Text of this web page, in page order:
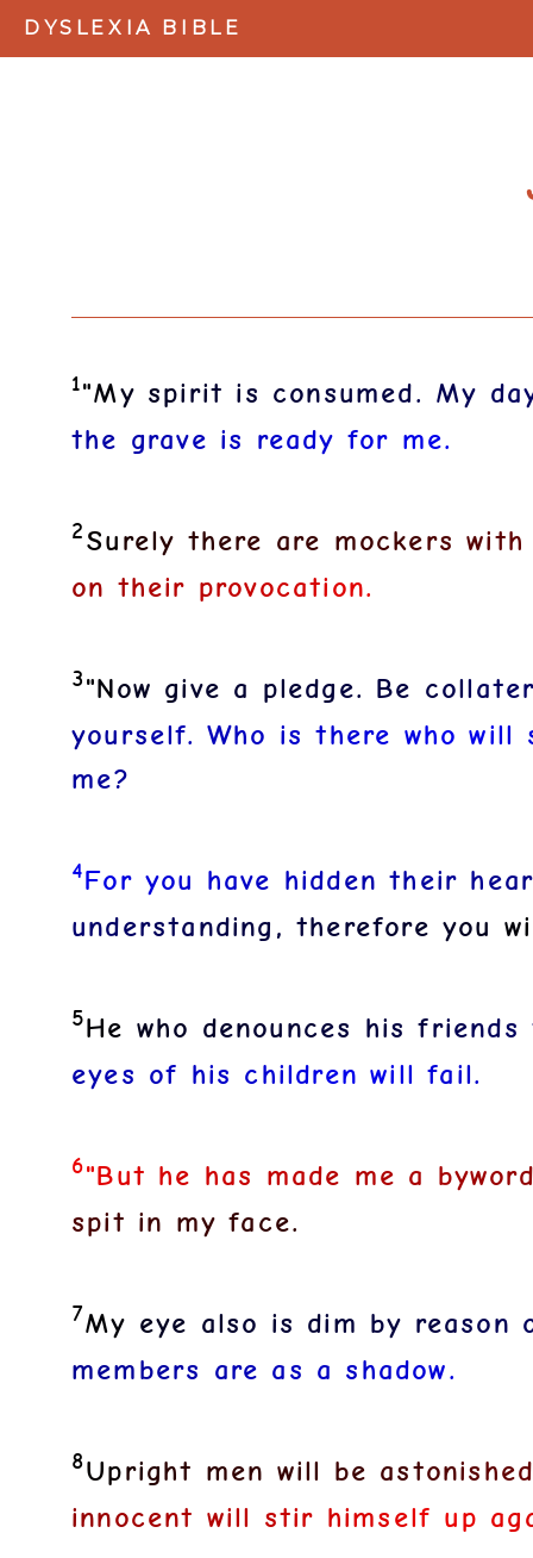
DYSLEXIA BIBLE
1"My spirit is consumed. My da
the grave is ready for me.
2Surely there are mockers with
on their provocation.
3"Now give a pledge. Be collate
yourself. Who is there who will
me?
4For you have hidden their hea
understanding , therefore you wi
5He who denounces his friends
eyes of his children will fail.
6"But he has made me a bywor
spit in my face.
7My eye also is dim by reason
members are as a shadow.
8Upright men will be astonishe
innocent will stir himself up ag